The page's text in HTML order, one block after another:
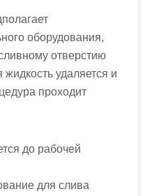
оборудования,
отверстию
удаляется и
проходит
до рабочей
для слива